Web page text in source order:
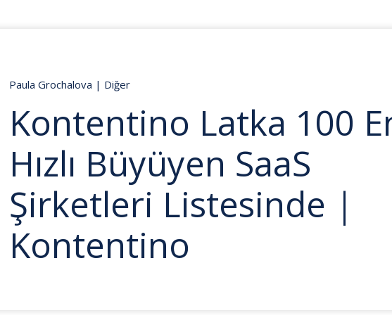
Paula Grochalova | Diğer
Kontentino Latka 100
Hızlı Büyüyen SaaS
Şirketleri Listesinde |
Kontentino